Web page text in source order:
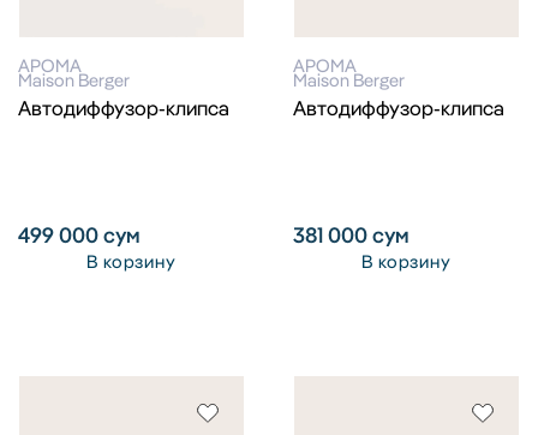
АРОМА
Maison Berger
Автодиффузор-клипса
499 000сум
В корзину
АРОМА
Maison Berger
Автодиффузор-клипса
381 000сум
В корзину